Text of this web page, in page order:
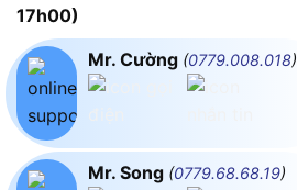
17h00)
Mr. Cường (0779.008.018)
Mr. Song (0779.68.68.19)